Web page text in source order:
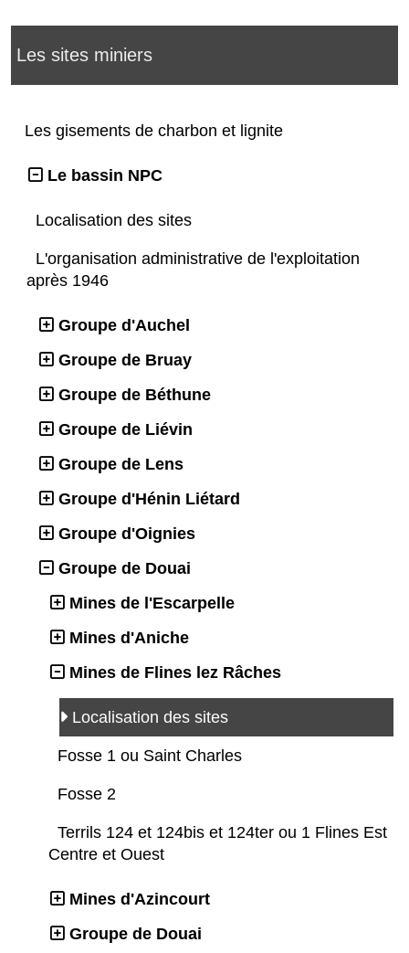
Les sites miniers
Les gisements de charbon et lignite
Le bassin NPC
Localisation des sites
L'organisation administrative de l'exploitation
après 1946
Groupe d'Auchel
Groupe de Bruay
Groupe de Béthune
Groupe de Liévin
Groupe de Lens
Groupe d'Hénin Liétard
Groupe d'Oignies
Groupe de Douai
Mines de l'Escarpelle
Mines d'Aniche
Mines de Flines lez Râches
Localisation des sites
Fosse 1 ou Saint Charles
Fosse 2
Terrils 124 et 124bis et 124ter ou 1 Flines Est
Centre et Ouest
Mines d'Azincourt
Groupe de Douai